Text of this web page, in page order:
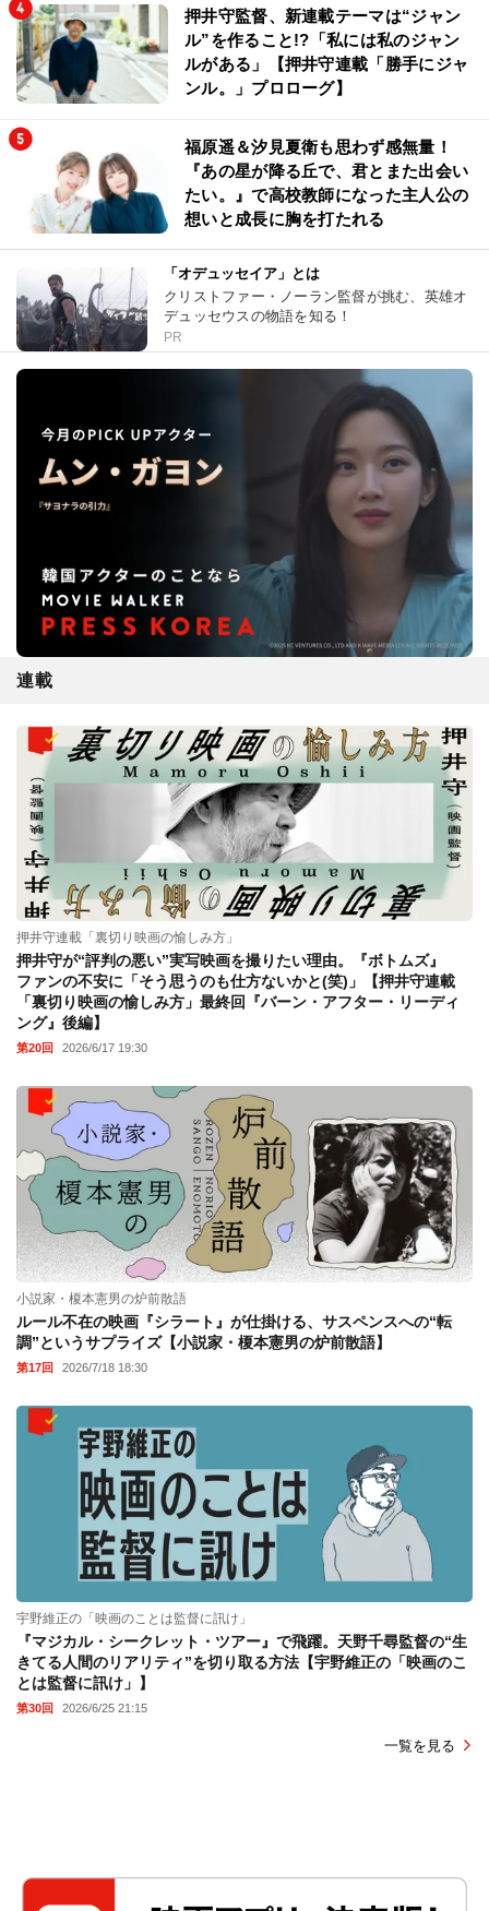
押井守監督、新連載テーマは“ジャン
ル”を作ること!?「私には私のジャン
ルがある」【押井守連載「勝手にジャ
ンル。」プロローグ】
福原遥＆汐見夏衛も思わず感無量！
『あの星が降る丘で、君とまた出会い
たい。』で高校教師になった主人公の
想いと成長に胸を打たれる
「オデュッセイア」とは
クリストファー・ノーラン監督が挑む、英雄オ
デュッセウスの物語を知る！
PR
連載
押井守連載「裏切り映画の愉しみ方」
押井守が“評判の悪い”実写映画を撮りたい理由。『ボトムズ』
ファンの不安に「そう思うのも仕方ないかと(笑)」【押井守連載
「裏切り映画の愉しみ方」最終回『バーン・アフター・リーディ
ング』後編】
第20回 2026/6/17 19:30
小説家・榎本憲男の炉前散語
ルール不在の映画『シラート』が仕掛ける、サスペンスへの“転
調”というサプライズ【小説家・榎本憲男の炉前散語】
第17回 2026/7/18 18:30
宇野維正の「映画のことは監督に訊け」
『マジカル・シークレット・ツアー』で飛躍。天野千尋監督の“生
きてる人間のリアリティ”を切り取る方法【宇野維正の「映画のこ
とは監督に訊け」】
第30回 2026/6/25 21:15
一覧を見る